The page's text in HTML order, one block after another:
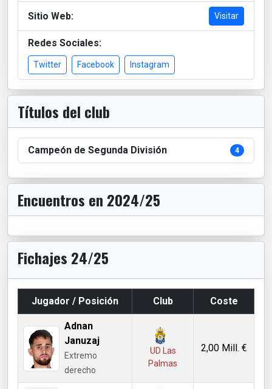
Sitio Web: Visitar
Redes Sociales:
Twitter Facebook Instagram
Títulos del club
Campeón de Segunda División 4
Encuentros en 2024/25
Fichajes 24/25
Jugador / Posición Club Coste
Adnan
Januzaj
Extremo
derecho
UD Las
Palmas
2,00 Mill. €